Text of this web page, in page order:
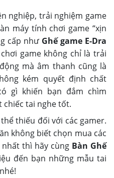
nghiệp, trải nghiệm game
máy tính chơi game “xịn
cấp như Ghế game E-Dra
game không chỉ là trải
mà âm thanh cũng là
kém quyết định chất
gì khiến bạn đắm chìm
tai nghe tốt.
thiếu đối với các gamer.
không biết chọn mua các
thì hãy cùng Bàn Ghế
đến bạn những mẫu tai